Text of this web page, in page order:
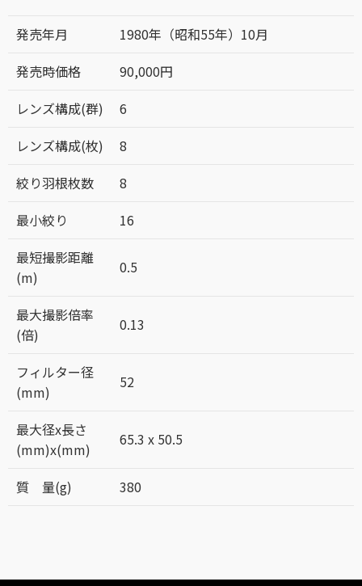
発売年月
1980年（昭和55年）10月
発売時価格
90,000円
レンズ構成(群)
6
レンズ構成(枚)
8
絞り羽根枚数
8
最小絞り
16
最短撮影距離
(m)
0.5
最大撮影倍率
(倍)
0.13
フィルター径
(mm)
52
最大径x長さ
(mm)x(mm)
65.3 x 50.5
質 量(g) 380